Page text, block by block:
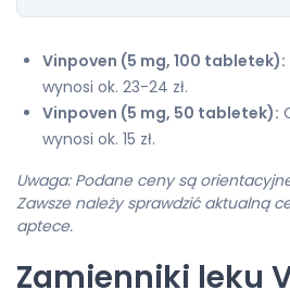
Vinpoven (5 mg, 100 tabletek):
wynosi ok. 23-24 zł.
Vinpoven (5 mg, 50 tabletek):
wynosi ok. 15 zł.
Uwaga: Podane ceny są
Zawsze należy sprawdzić aktualną
aptece.
Zamienniki leku